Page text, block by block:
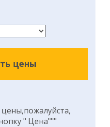
цены
" Цена"""